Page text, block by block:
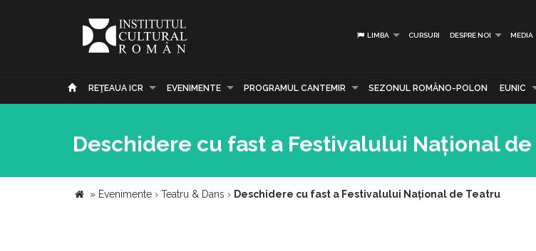
LIMBA CURSURI DESPRE NOI MEDIA
REŢEAUA ICR EVENIMENTE PROGRAMUL CANTEMIR SEZONUL ROMÂNO-POLON EUNIC
Deschidere cu fast a Festivalului Național de
» Evenimente › Teatru & Dans › Deschidere cu fast a Festivalului Național de Teatru